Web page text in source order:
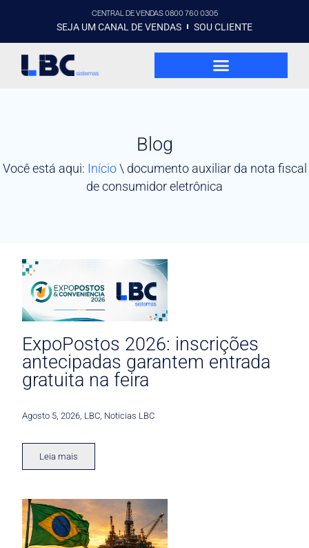
CENTRAL DE VENDAS 0800 760 0305
SEJA UM CANAL DE VENDAS SOU CLIENTE
Blog
Você está aqui: Início\ documento auxiliar da nota fiscal
de consumidor eletrônica
ExpoPostos 2026: inscrições
antecipadas garantem entrada
gratuita na feira
Agosto 5, 2026 LBC Noticias LBC
Leia mais